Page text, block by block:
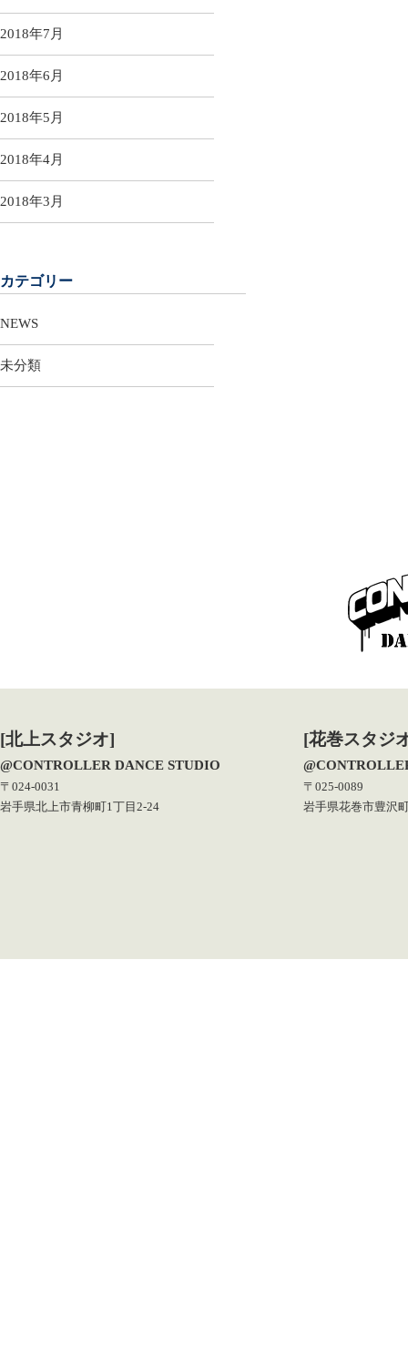
2018年7月
2018年6月
2018年5月
2018年4月
2018年3月
カテゴリー
NEWS
未分類
[北上スタジオ]
@CONTROLLER DANCE STUDIO
〒024-0031
岩手県北上市青柳町1丁目2-24
[花巻スタジ
〒025-0089
岩手県花巻市豊沢